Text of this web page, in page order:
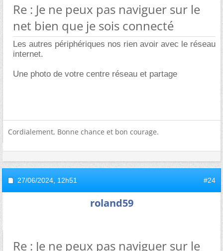
Re : Je ne peux pas naviguer sur le
net bien que je sois connecté
Les autres périphériques nos rien avoir avec le réseau
internet.
Une photo de votre centre réseau et partage
Cordialement, Bonne chance et bon courage.
27/06/2024, 12h51 #24
roland59
Re : Je ne peux pas naviguer sur le